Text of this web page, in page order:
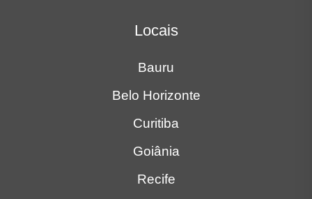
Locais
Bauru
Belo Horizonte
Curitiba
Goiânia
Recife